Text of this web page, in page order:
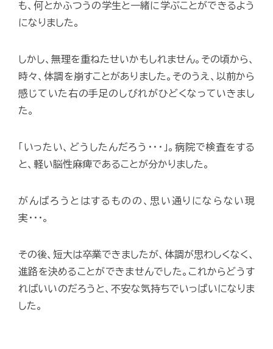
も、何とかふつうの学生と一緒に学ぶことができるよう
になりました。
しかし、無理を重ねたせいかもしれません。その頃から、
時々、体調を崩すことがありました。そのうえ、以前から
感じていた右の手足のしびれがひどくなっていきまし
た。
「いったい、どうしたんだろう･･･」。病院で検査をする
と、軽い脳性麻痺であることが分かりました。
がんばろうとはするものの、思い通りにならない現
実･･･。
その後、短大は卒業できましたが、体調が思わしくなく、
進路を決めることができませんでした。これからどうす
ればいいのだろうと、不安な気持ちでいっぱいになりま
した。